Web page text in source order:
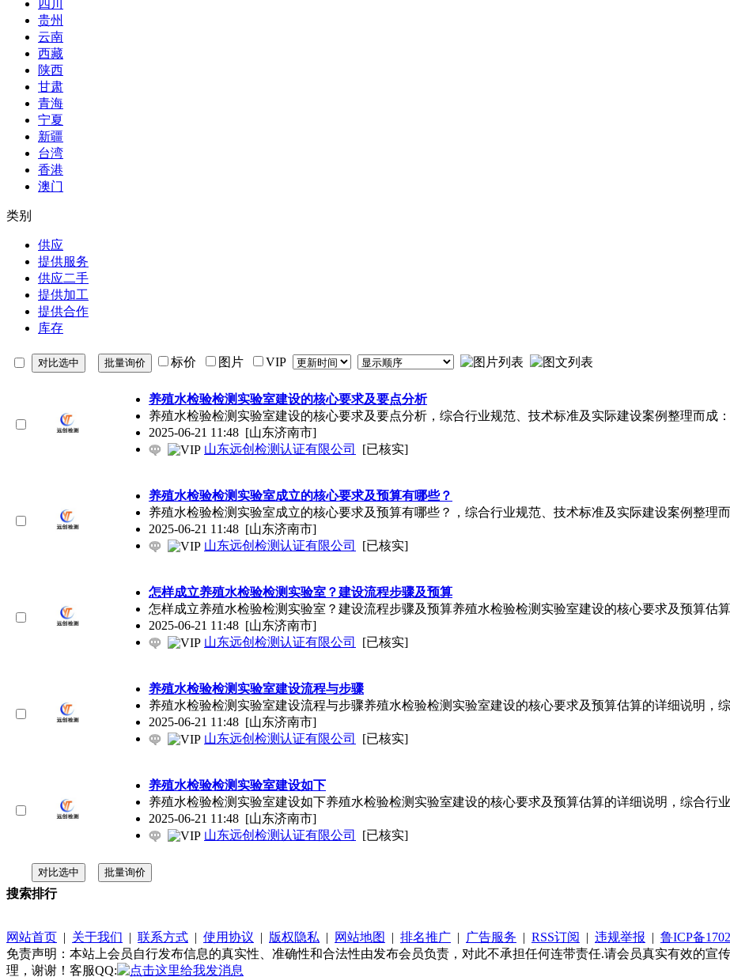
四川
贵州
云南
西藏
陕西
甘肃
青海
宁夏
新疆
台湾
香港
澳门
类别
供应
提供服务
供应二手
提供加工
提供合作
库存
标价 图片 VIP
养殖水检验检测实验室建设的核心要求及要点分析
养殖水检验检测实验室建设的核心要求及要点分析，综合行业规范、技术标准及实际建设案例整理而成
2025-06-21 11:48 [山东济南市]
山东远创检测认证有限公司
[已核实]
养殖水检验检测实验室成立的核心要求及预算有哪些？
养殖水检验检测实验室成立的核心要求及预算有哪些？，综合行业规范、技术标准及实际建设案例整理
2025-06-21 11:48 [山东济南市]
山东远创检测认证有限公司
[已核实]
怎样成立养殖水检验检测实验室？建设流程步骤及预算
怎样成立养殖水检验检测实验室？建设流程步骤及预算养殖水检验检测实验室建设的核心要求及预算估
2025-06-21 11:48 [山东济南市]
山东远创检测认证有限公司
[已核实]
养殖水检验检测实验室建设流程与步骤
养殖水检验检测实验室建设流程与步骤养殖水检验检测实验室建设的核心要求及预算估算的详细说明，
2025-06-21 11:48 [山东济南市]
山东远创检测认证有限公司
[已核实]
养殖水检验检测实验室建设如下
养殖水检验检测实验室建设如下养殖水检验检测实验室建设的核心要求及预算估算的详细说明，综合行
2025-06-21 11:48 [山东济南市]
山东远创检测认证有限公司
[已核实]
搜索排行
网站首页 | 关于我们 | 联系方式 | 使用协议 | 版权隐私 | 网站地图 | 排名推广 | 广告服务 | RSS订阅 | 违规举报 | 鲁ICP备
免责声明：本站上会员自行发布信息的真实性、准确性和合法性由发布会员负责，对此不承担任何连带责任.请会员真实有效的宣
理，谢谢！客服QQ: